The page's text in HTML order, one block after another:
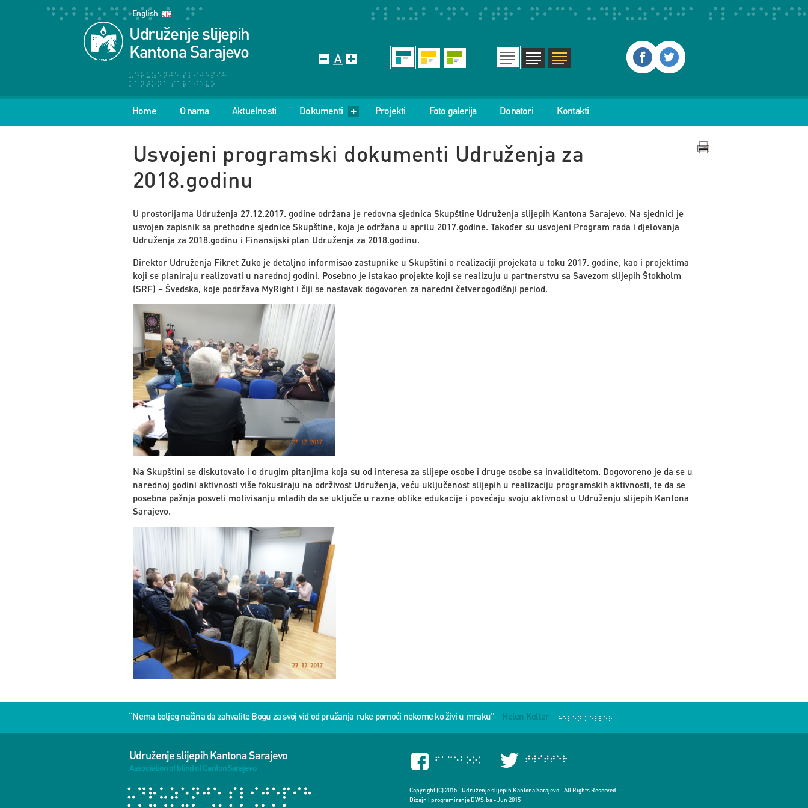
English
Udruženje slijepih
Kantona Sarajevo
Home O nama Aktuelnosti Dokumenti Projekti Foto galerija Donatori Kontakti
Usvojeni programski dokumenti Udruženja za
2018.godinu
U prostorijama Udruženja 27.12.2017. godine održana je redovna sjednica Skupštine Udruženja slijepih Kantona Sarajevo. Na sjednici je
usvojen zapisnik sa prethodne sjednice Skupštine, koja je održana u aprilu 2017.godine. Također su usvojeni Program rada i djelovanja
Udruženja za 2018.godinu i Finansijski plan Udruženja za 2018.godinu.
Direktor Udruženja Fikret Zuko je detaljno informisao zastupnike u Skupštini o realizaciji projekata u toku 2017. godine, kao i projektima
koji se planiraju realizovati u narednoj godini. Posebno je istakao projekte koji se realizuju u partnerstvu sa Savezom slijepih Štokholm
(SRF) – Švedska, koje podržava MyRight i čiji se nastavak dogovoren za naredni četverogodišnji period.
Na Skupštini se diskutovalo i o drugim pitanjima koja su od interesa za slijepe osobe i druge osobe sa invaliditetom. Dogovoreno je da se u
narednoj godini aktivnosti više fokusiraju na održivost Udruženja, veću uključenost slijepih u realizaciju programskih aktivnosti, te da se
posebna pažnja posveti motivisanju mladih da se uključe u razne oblike edukacije i povećaju svoju aktivnost u Udruženju slijepih Kantona
Sarajevo.
“Nema boljeg načina da zahvalite Bogu za svoj vid od pružanja ruke pomoći nekome ko živi u mraku” Helen Keller
Udruženje slijepih Kantona Sarajevo
Association of blind of Canton Sarajevo
Copyright (C) 2015 - Udruženje slijepih Kantona Sarajevo - All Rights Reserved
Dizajn i programiranje DWS.ba- Jun 2015